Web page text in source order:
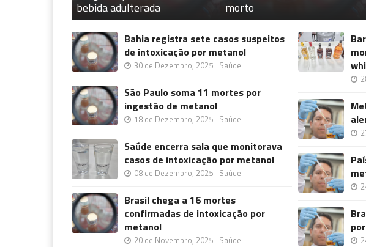
bebida adulterada
morto
Bahia registra sete casos suspeitos
de intoxicação por metanol
30 de Dezembro, 2025 Saúde
São Paulo soma 11 mortes por
ingestão de metanol
18 de Dezembro, 2025 Saúde
Saúde encerra sala que monitorava
casos de intoxicação por metanol
08 de Dezembro, 2025 Saúde
Brasil chega a 16 mortes
confirmadas de intoxicação por
metanol
20 de Novembro, 2025 Saúde